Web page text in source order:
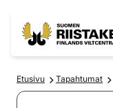
Etusivu Tapahtumat